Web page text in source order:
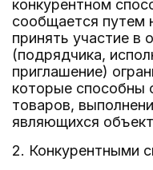
конкурентном
сообщается путем
принять участие в
(подрядчика,
приглашение)
которые способны
товаров,
являющихся
2. Конкурентными